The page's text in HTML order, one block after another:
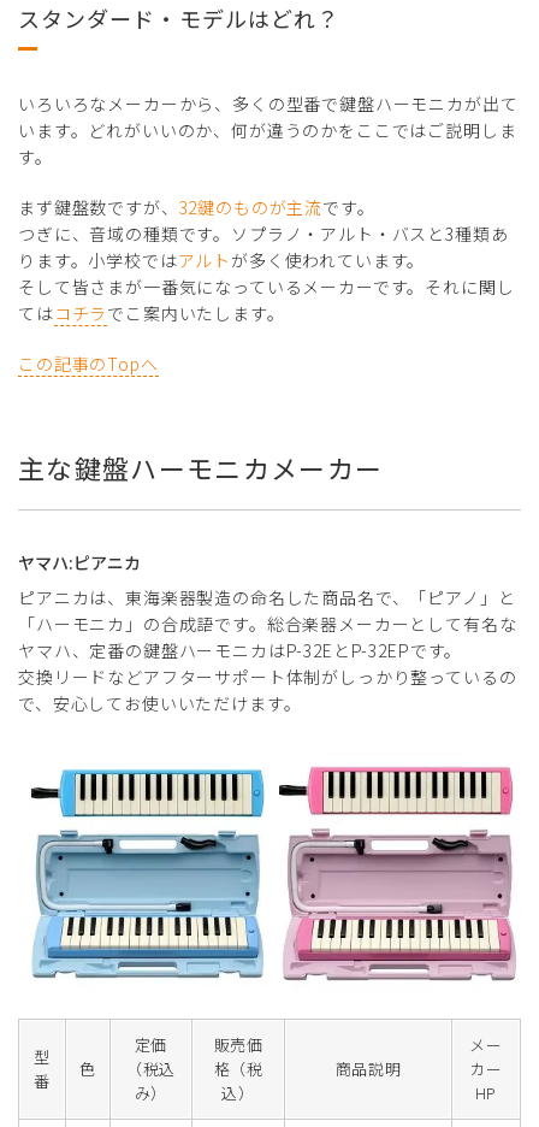
スタンダード・モデルはどれ？
いろいろなメーカーから、多くの型番で鍵盤ハーモニカが出て
います。どれがいいのか、何が違うのかをここではご説明しま
す。
まず鍵盤数ですが、 32鍵のものが主流です。
つぎに、音域の種類です。ソプラノ・アルト・バスと3種類あ
ります。小学校ではアルト が多く使われています。
そして皆さまが一番気になっているメーカーです。それに関し
てはコチラ でこ案内いたします。
この記事のTopへ
主な鍵盤ハーモニカメーカー
ヤマハ:ピアニカ
ピアニカは、東海楽器製造の命名した商品名で、「ピアノ」と
「ハーモニカ」の合成語です。総合楽器メーカーとして有名な
ヤマハ、定番の鍵盤ハーモニカはP-32EとP-32EPです。
交換リードなどアフターサポート体制がしっかり整っているの
で、安心してお使いいただけます。
型
番
色
定価
（税込
み）
販売価
格（税
込）
商品説明
メー
カー
HP